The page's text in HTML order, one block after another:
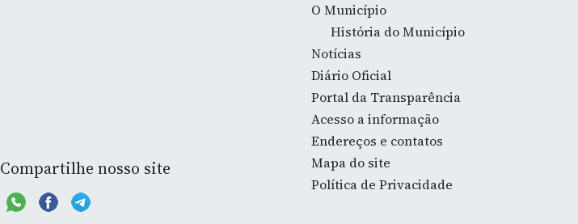
Compartilhe nosso site
O Município
História do Município
Notícias
Diário Oficial
Portal da Transparência
Acesso a informação
Endereços e contatos
Mapa do site
Política de Privacidade